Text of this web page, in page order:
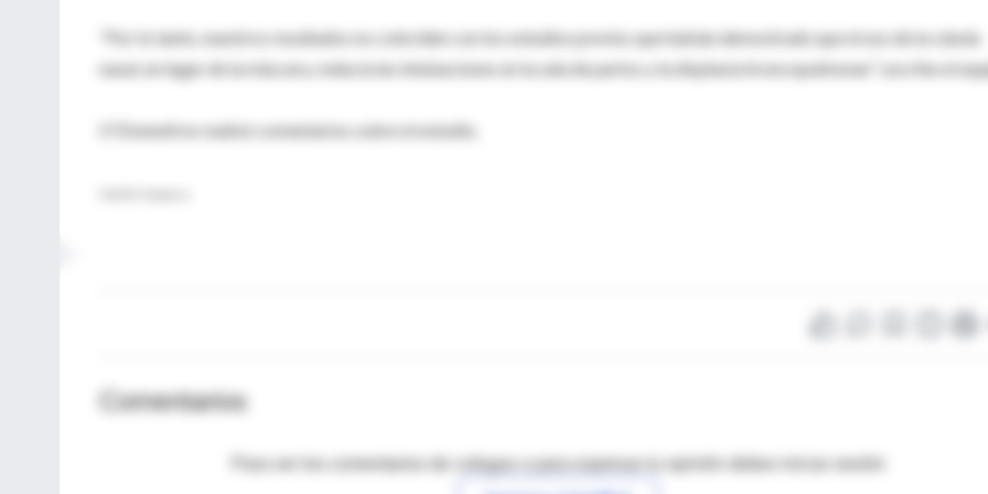
"Por lo tanto, nuestros resultados no coinciden con los estudios previos que habían demostrado que el uso de la cánula
nasal, en lugar de la máscara, reducía las intubaciones en la sala de partos y la displasia broncopulmonar", escribe el
O'Donnell no realizó comentarios sobre el estudio.
Comentarios
Para ver los comentarios de colegas o para expresar tu opinión debes iniciar sesión